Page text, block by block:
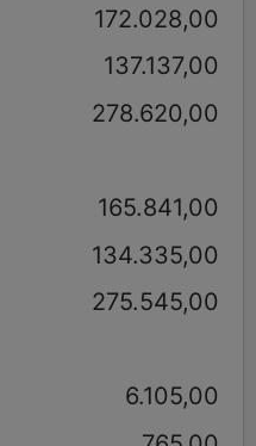
172.028,00
137.137,00
278.620,00
165.841,00
134.335,00
275.545,00
6.105,00